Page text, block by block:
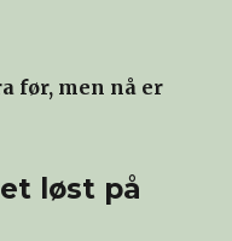
før, men nå er
løst på